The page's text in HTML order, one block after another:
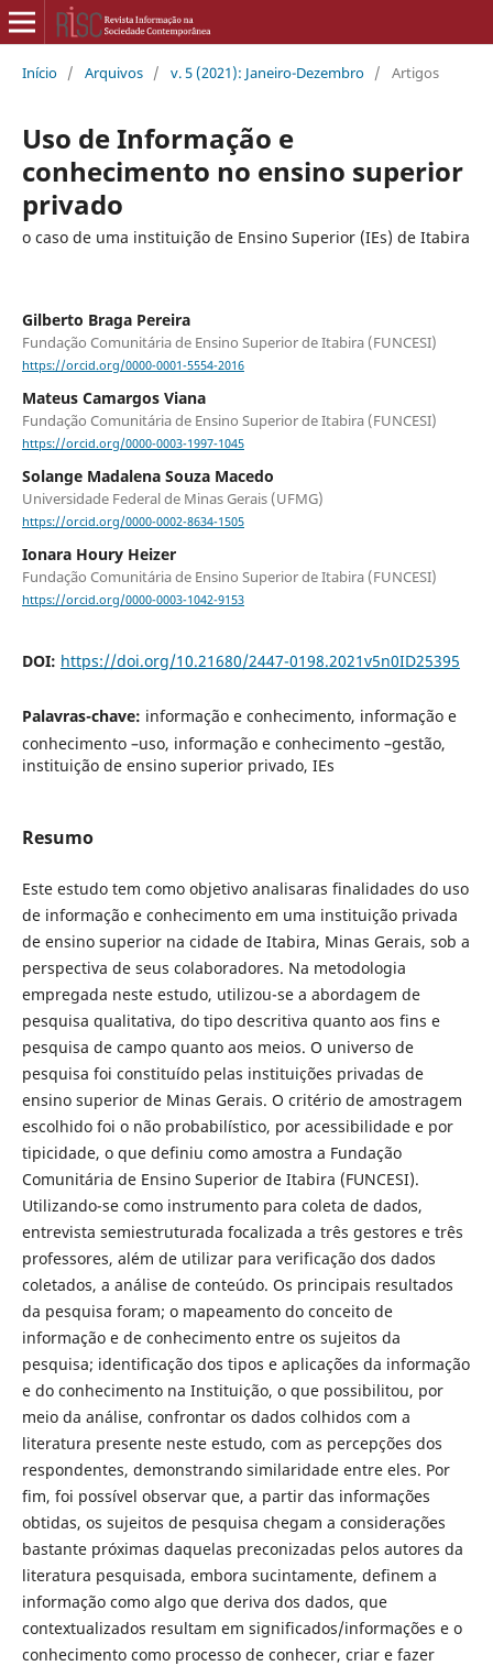
Início / Arquivos / v. 5 (2021): Janeiro-Dezembro / Artigos
Uso de Informação e
conhecimento no ensino superior
privado
o caso de uma instituição de Ensino Superior (IEs) de Itabira
Gilberto Braga Pereira
Fundação Comunitária de Ensino Superior de Itabira (FUNCESI)
https://orcid.org/0000-0001-5554-2016
Mateus Camargos Viana
Fundação Comunitária de Ensino Superior de Itabira (FUNCESI)
https://orcid.org/0000-0003-1997-1045
Solange Madalena Souza Macedo
Universidade Federal de Minas Gerais (UFMG)
https://orcid.org/0000-0002-8634-1505
Ionara Houry Heizer
Fundação Comunitária de Ensino Superior de Itabira (FUNCESI)
https://orcid.org/0000-0003-1042-9153
DOI: https://doi.org/10.21680/2447-0198.2021v5n0ID25395
Palavras-chave: informação e conhecimento, informação e
conhecimento –uso, informação e conhecimento –gestão,
instituição de ensino superior privado, IEs
Resumo
Este estudo tem como objetivo analisaras finalidades do uso
de informação e conhecimento em uma instituição privada
de ensino superior na cidade de Itabira, Minas Gerais, sob a
perspectiva de seus colaboradores. Na metodologia
empregada neste estudo, utilizou-se a abordagem de
pesquisa qualitativa, do tipo descritiva quanto aos fins e
pesquisa de campo quanto aos meios. O universo de
pesquisa foi constituído pelas instituições privadas de
ensino superior de Minas Gerais. O critério de amostragem
escolhido foi o não probabilístico, por acessibilidade e por
tipicidade, o que definiu como amostra a Fundação
Comunitária de Ensino Superior de Itabira (FUNCESI).
Utilizando-se como instrumento para coleta de dados,
entrevista semiestruturada focalizada a três gestores e três
professores, além de utilizar para verificação dos dados
coletados, a análise de conteúdo. Os principais resultados
da pesquisa foram; o mapeamento do conceito de
informação e de conhecimento entre os sujeitos da
pesquisa; identificação dos tipos e aplicações da informação
e do conhecimento na Instituição, o que possibilitou, por
meio da análise, confrontar os dados colhidos com a
literatura presente neste estudo, com as percepções dos
respondentes, demonstrando similaridade entre eles. Por
fim, foi possível observar que, a partir das informações
obtidas, os sujeitos de pesquisa chegam a considerações
bastante próximas daquelas preconizadas pelos autores da
literatura pesquisada, embora sucintamente, definem a
informação como algo que deriva dos dados, que
contextualizados resultam em significados/informações e o
conhecimento como processo de conhecer, criar e fazer